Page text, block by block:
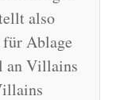
also
Ablage
an Villains